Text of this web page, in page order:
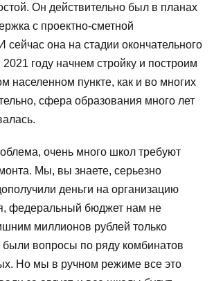
Он действительно был в планах
с проектно-сметной
сейчас она на стадии окончательного
году начнем стройку и построим
населенном пункте, как и во многих
сфера образования много лет
очень много школ требуют
Мы, вы знаете, серьезно
деньги на организацию
федеральный бюджет нам не
миллионов рублей только
были вопросы по ряду комбинатов
Но мы в ручном режиме все это